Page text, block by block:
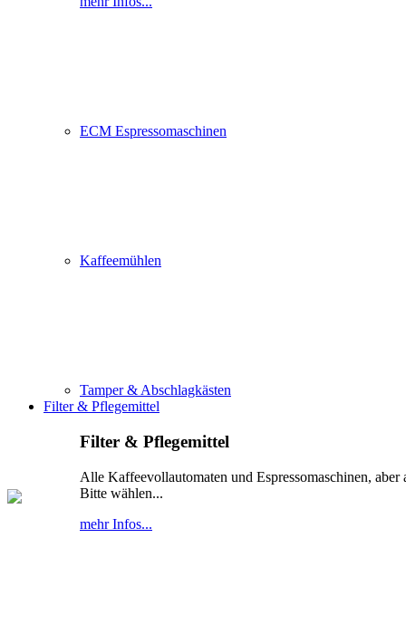
ECM Espressomaschinen
Kaffeemühlen
Tamper & Abschlagkästen
Filter & Pflegemittel
Filter & Pflegemittel
Alle Kaffeevollautomaten und Espressomaschinen,
Bitte wählen...
mehr Infos...